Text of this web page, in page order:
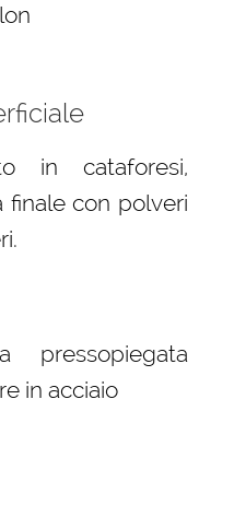
in cataforesi,
finale con polveri
pressopiegata
in acciaio